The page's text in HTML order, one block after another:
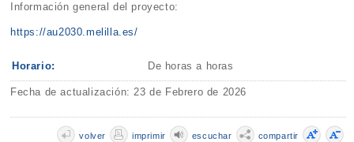
Información general del proyecto:
https://au2030.melilla.es/
Horario: De horas a horas
Fecha de actualización: 23 de Febrero de 2026
compartir
escuchar
imprimir
volver